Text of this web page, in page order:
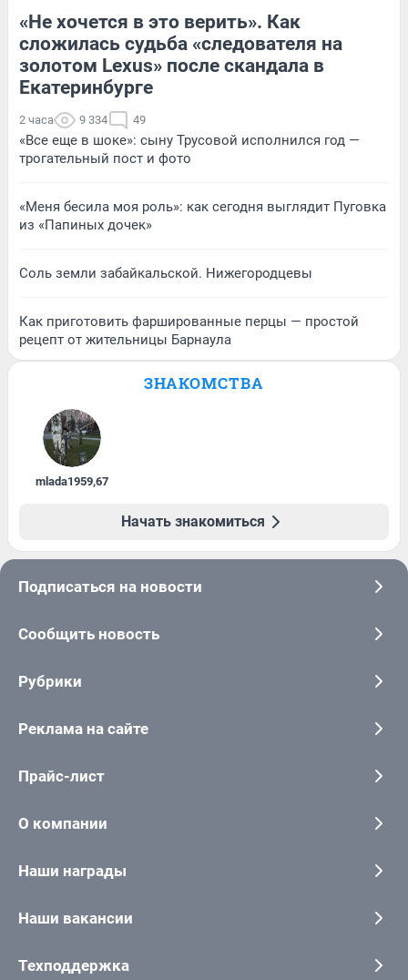
«Не хочется в это верить». Как
сложилась судьба «следователя на
золотом Lexus» после скандала в
Екатеринбурге
2 часа 9 334 49
«Все еще в шоке»: сыну Трусовой исполнился год —
трогательный пост и фото
«Меня бесила моя роль»: как сегодня выглядит Пуговка
из «Папиных дочек»
Соль земли забайкальской. Нижегородцевы
Как приготовить фаршированные перцы — простой
рецепт от жительницы Барнаула
ЗНАКОМСТВА
mlada1959,67
Начать знакомиться
Подписаться на новости
Сообщить новость
Рубрики
Реклама на сайте
Прайс-лист
О компании
Наши награды
Наши вакансии
Техподдержка